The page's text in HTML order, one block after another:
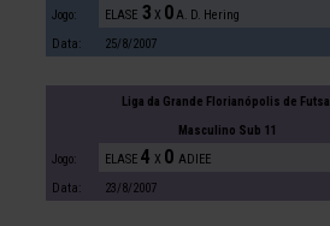
Jogo:
ELASE 3 X 0A. D. Hering
Data:
25/8/2007
Liga da Grande Florianópolis de Futsal
Masculino Sub 11
Jogo:
ELASE 4X 0ADIEE
Data:
23/8/2007